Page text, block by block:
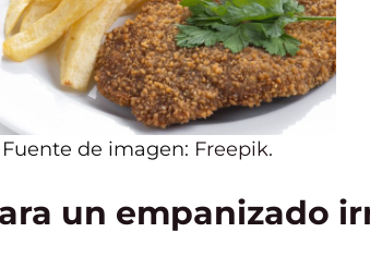
Fuente de imagen: Freepik.
un empanizado